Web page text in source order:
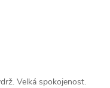
Velká spokojenost.